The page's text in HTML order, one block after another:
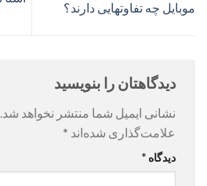
موبایل چه تفاوتهایی دارند؟
دیدگاهتان را بنویسید
نشانی ایمیل شما منتشر نخواهد شد.
علامت‌گذاری شده‌اند *
دیدگاه *